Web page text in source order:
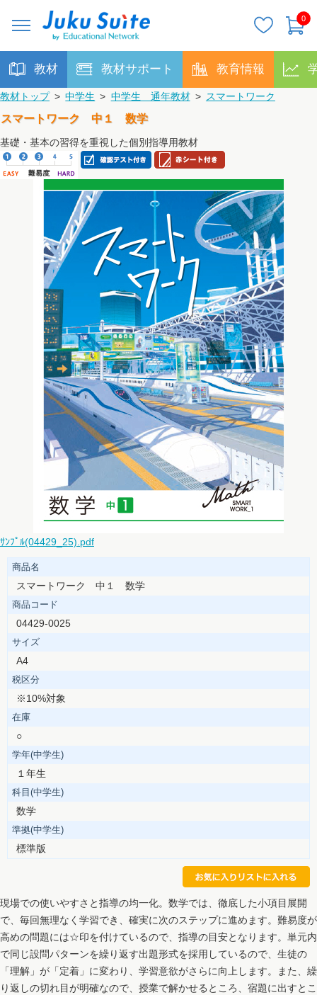
0
教材 教材サポート 教育情報
教材トップ > 中学生 > 中学生 通年教材 > スマートワーク
スマートワーク 中１ 数学
基礎・基本の習得を重視した個別指導用教材
ｻﾝﾌﾟﾙ(04429_25).pdf
商品名
スマートワーク 中１ 数学
商品コード
04429-0025
サイズ
A4
税区分
※10%対象
在庫
○
学年(中学生)
１年生
科目(中学生)
数学
準拠(中学生)
標準版
現場での使いやすさと指導の均一化。数学では、徹底した小項目展開
で、毎回無理なく学習でき、確実に次のステップに進めます。難易度が
高めの問題には☆印を付けているので、指導の目安となります。単元内
で同じ設問パターンを繰り返す出題形式を採用しているので、生徒の
「理解」が「定着」に変わり、学習意欲がさらに向上します。また、繰
り返しの切れ目が明確なので、授業で解かせるところ、宿題に出すとこ